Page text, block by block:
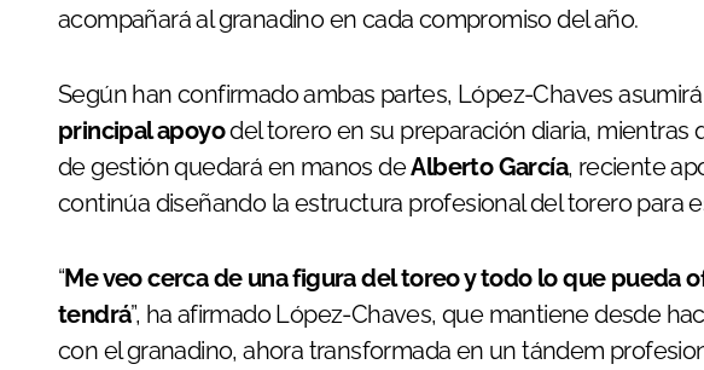
acompañará al granadino en cada compromiso del año.
Según han confirmado ambas partes, López-Chaves asumirá
principal apoyodel torero en su preparación diaria, mientras
de gestión quedará en manos deAlberto García, reciente
continúa diseñando la estructura profesional del torero para
“Me veo cerca de una figura del toreo y todo lo que pueda
tendrá”, ha afirmado López-Chaves, que mantiene desde
con el granadino, ahora transformada en un tándem